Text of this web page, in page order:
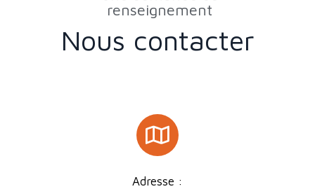
renseignement
Nous contacter
Adresse :